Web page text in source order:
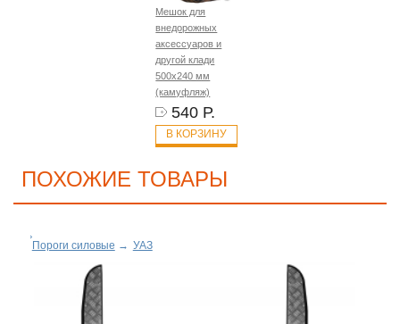
Мешок для
внедорожных
аксессуаров и
другой клади
500х240 мм
(камуфляж)
540 Р.
В КОРЗИНУ
ПОХОЖИЕ ТОВАРЫ
Пороги силовые → УАЗ